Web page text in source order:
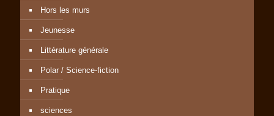
Hors les murs
Jeunesse
Littérature générale
Polar / Science-fiction
Pratique
sciences